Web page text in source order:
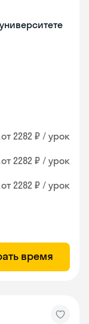
от 2282 ₽ / урок
от 2282 ₽ / урок
от 2282 ₽ / урок
время